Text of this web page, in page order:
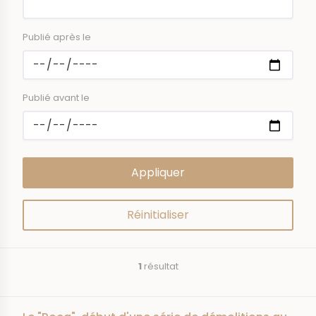
Publié après le
Publié avant le
1résultat